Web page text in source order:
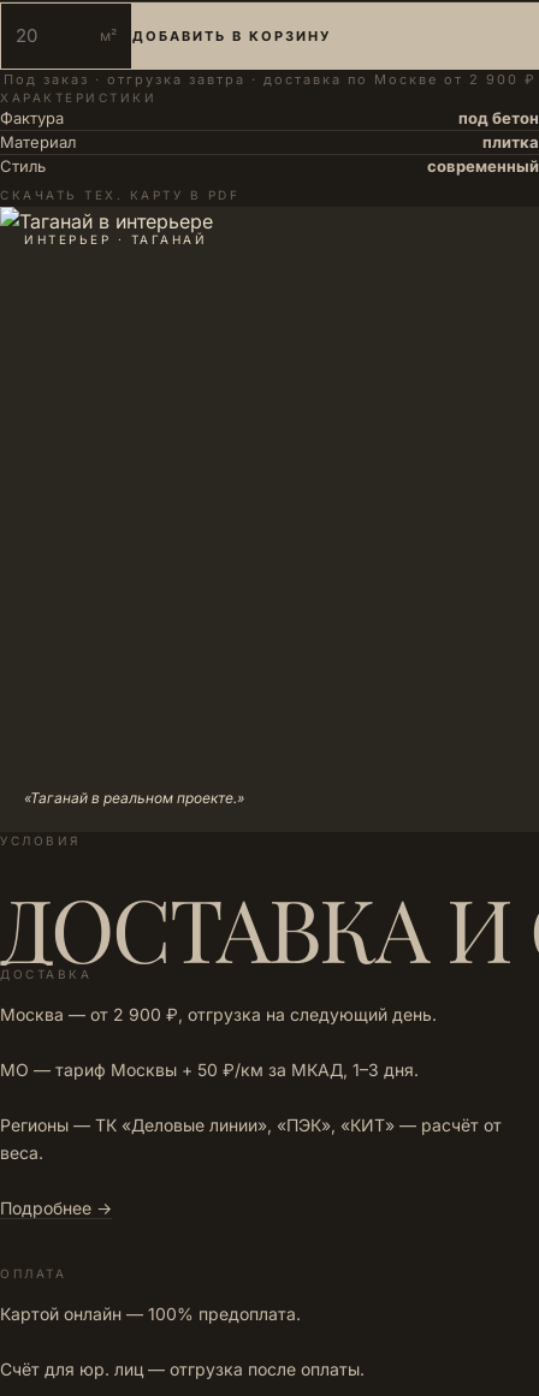
м² ДОБАВИТЬ В КОРЗИНУ
Под заказ · отгрузка завтра · доставка по Москве от 2 900 ₽
ХАРАКТЕРИСТИКИ
Фактура
под бетон
Материал
плитка
Стиль
современный
СКАЧАТЬ ТЕХ. КАРТУ В PDF
ИНТЕРЬЕР · ТАГАНАЙ
«Таганай в реальном проекте.»
УСЛОВИЯ
ДОСТАВКА
ДОСТАВКА
Москва — от 2 900 ₽, отгрузка на следующий день.
МО — тариф Москвы + 50 ₽/км за МКАД, 1–3 дня.
Регионы — ТК «Деловые линии», «ПЭК», «КИТ» — расчёт от
веса.
Подробнее →
ОПЛАТА
Картой онлайн — 100% предоплата.
Счёт для юр. лиц — отгрузка после оплаты.